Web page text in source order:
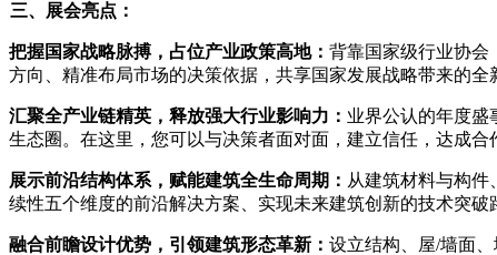
三、展会亮点：
把握国家战略脉搏，占位产业政策高地： 背靠国家级行业协会
方向、精准布局市场的决策依据，共享国家发展战略带来的全
汇聚全产业链精英，释放强大行业影响力： 业界公认的年度盛
生态圈。在这里，您可以与决策者面对面，建立信任，达成合
展示前沿结构体系，赋能建筑全生命周期 ： 从建筑材料与构件
续性五个维度的前沿解决方案、实现未来建筑创新的技术突破
融合前瞻设计优势 ，引领建筑形态革新： 设立结构、屋/墙面